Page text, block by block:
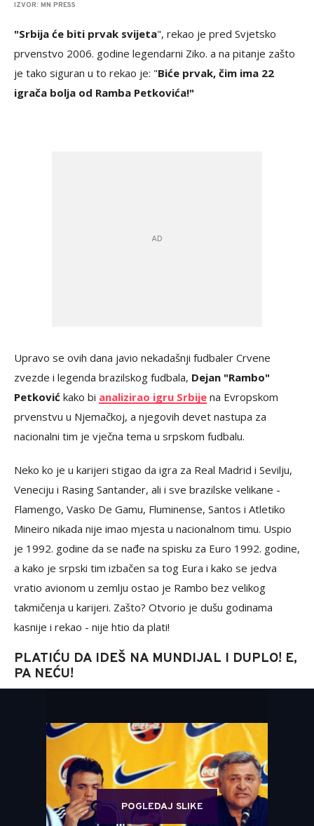
IZVOR: MN PRESS
"Srbija će biti prvak svijeta", rekao je pred Svjetsko
prvenstvo 2006. godine legendarni Ziko. a na pitanje zašto
je tako siguran u to rekao je: "Biće prvak, čim ima 22
igrača bolja od Ramba Petkovića!"
Upravo se ovih dana javio nekadašnji fudbaler Crvene
zvezde i legenda brazilskog fudbala, Dejan "Rambo"
Petković kako bi analizirao igru Srbije na Evropskom
prvenstvu u Njemačkoj, a njegovih devet nastupa za
nacionalni tim je vječna tema u srpskom fudbalu.
Neko ko je u karijeri stigao da igra za Real Madrid i Sevilju,
Veneciju i Rasing Santander, ali i sve brazilske velikane -
Flamengo, Vasko De Gamu, Fluminense, Santos i Atletiko
Mineiro nikada nije imao mjesta u nacionalnom timu. Uspio
je 1992. godine da se nađe na spisku za Euro 1992. godine,
a kako je srpski tim izbačen sa tog Eura i kako se jedva
vratio avionom u zemlju ostao je Rambo bez velikog
takmičenja u karijeri. Zašto? Otvorio je dušu godinama
kasnije i rekao - nije htio da plati!
PLATIĆU DA IDEŠ NA MUNDIJAL I DUPLO! E,
PA NEĆU!
POGLEDAJ SLIKE